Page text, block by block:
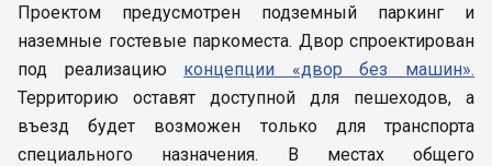
Проектом предусмотрен подземный паркинг и
наземные гостевые паркоместа. Двор спроектирован
под реализацию концепции «двор без машин».
Территорию оставят доступной для пешеходов, а
въезд будет возможен только для транспорта
специального назначения. В местах общего